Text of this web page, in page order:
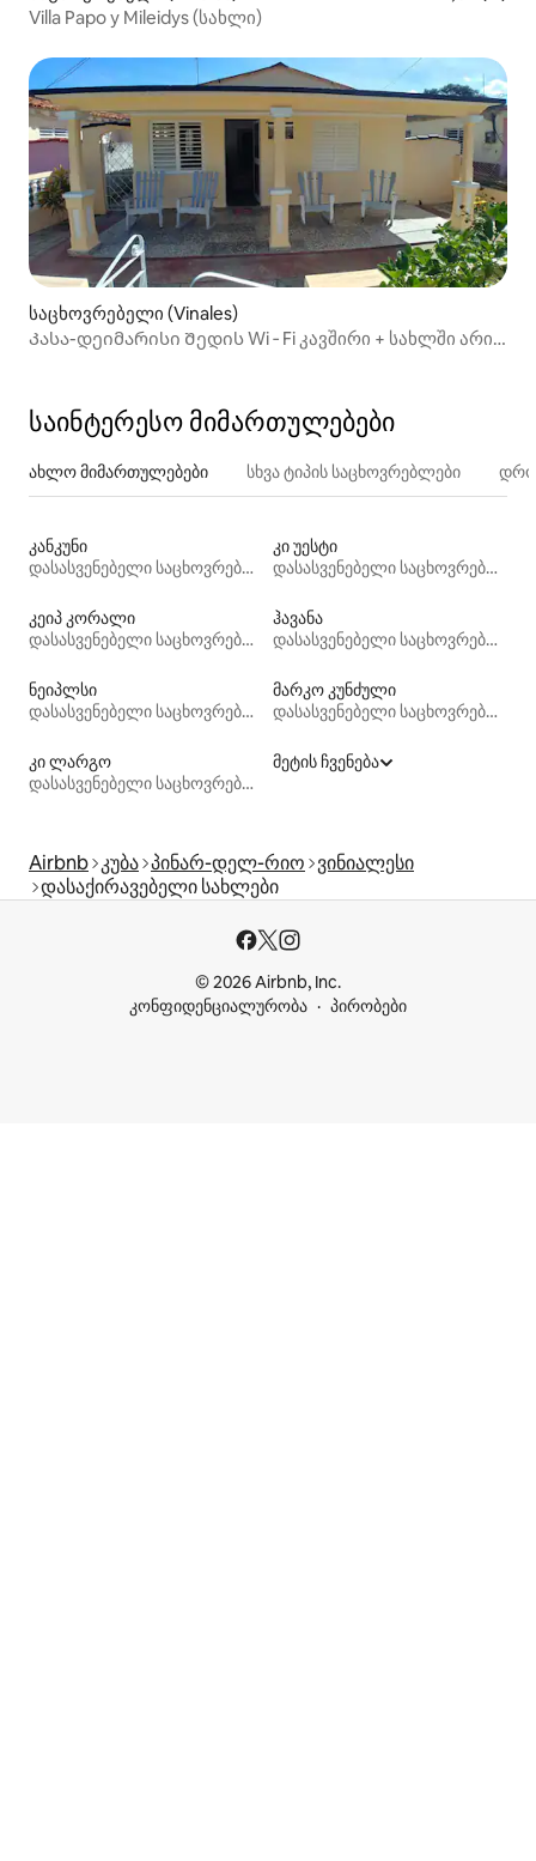
Villa Papo y Mileidys (სახლი)
საცხოვრებელი (Vinales)
Კასა-დეიმარისი Შედის Wi ‑ Fi კავშირი + სახლში არის
საინტერესო მიმართულებები
ახლო მიმართულებები სხვა ტიპის საცხოვრებლები
კანკუნი
დასასვენებელი საცხოვრებლები
კი უესტი
დასასვენებელი საცხოვრებლები
კეიპ კორალი
დასასვენებელი საცხოვრებლები
ჰავანა
დასასვენებელი საცხოვრებლები
ნეიპლსი
დასასვენებელი საცხოვრებლები
მარკო კუნძული
დასასვენებელი საცხოვრებლები
კი ლარგო
დასასვენებელი საცხოვრებლები
მეტის ჩვენება
Airbnb კუბა პინარ-დელ-რიო ვინიალესი
დასაქირავებელი სახლები
© 2026 Airbnb, Inc.
კონფიდენციალურობა
პირობები